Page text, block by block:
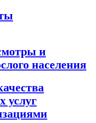
и
населения
услуг